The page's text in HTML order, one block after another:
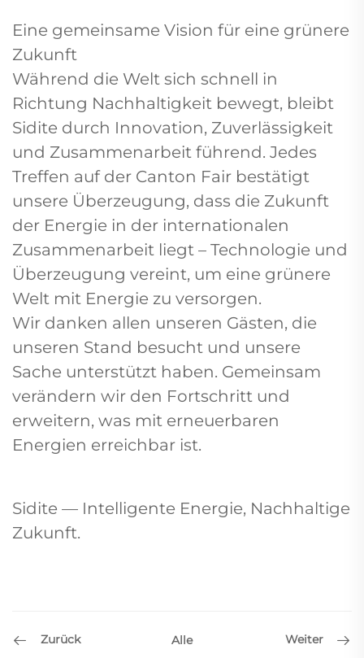
Eine gemeinsame Vision für eine grünere
Zukunft
Während die Welt sich schnell in
Richtung Nachhaltigkeit bewegt, bleibt
Sidite durch Innovation, Zuverlässigkeit
und Zusammenarbeit führend. Jedes
Treffen auf der Canton Fair bestätigt
unsere Überzeugung, dass die Zukunft
der Energie in der internationalen
Zusammenarbeit liegt – Technologie und
Überzeugung vereint, um eine grünere
Welt mit Energie zu versorgen.
Wir danken allen unseren Gästen, die
unseren Stand besucht und unsere
Sache unterstützt haben. Gemeinsam
verändern wir den Fortschritt und
erweitern, was mit erneuerbaren
Energien erreichbar ist.
Sidite — Intelligente Energie, Nachhaltige
Zukunft.
Zurück Alle Weiter